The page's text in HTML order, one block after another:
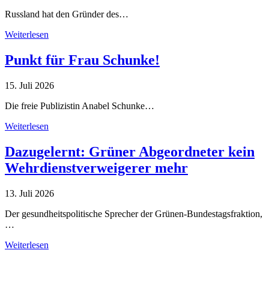
Russland hat den Gründer des…
Weiterlesen
Punkt für Frau Schunke!
15. Juli 2026
Die freie Publizistin Anabel Schunke…
Weiterlesen
Dazugelernt: Grüner Abgeordneter kein
Wehrdienstverweigerer mehr
13. Juli 2026
Der gesundheitspolitische Sprecher der Grünen-Bundestagsfraktion,
…
Weiterlesen